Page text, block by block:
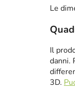
Le
Il
danni.
3D.